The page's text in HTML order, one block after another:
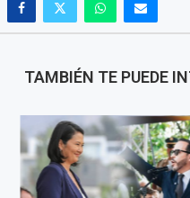
TAMBIÉN TE PUEDE